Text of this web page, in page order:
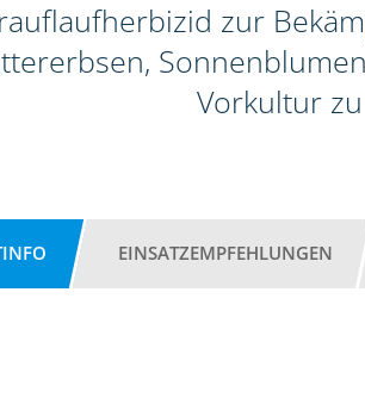
zur
Vorkultur
EINSATZEMPFEHLUNGEN